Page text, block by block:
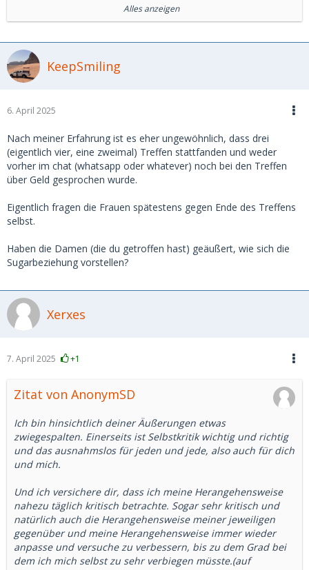
"Was sind deine Vorstellungen hinsichtlich Unterstützung?"
etc
Diese Fragen bereits zum Beginn des Chats, was mich ratlos
zurück gelassen hat, weil die Frage zum Start 0,0 Sinn
ergibt.
-> natürlich macht das für die Damen Sinn, danach zu
fragen. Vielleicht nicht als erstes, aber doch innerhalb der
ersten 10 Nachrichten. Genauso wie du ein Foto von ihr
haben willst und den Kontakt wohl nicht fortführst, wenn
sie dich optisch nicht anspricht, wird sie den Kontakt auch
nicht fortsetzen wollen, wenn dein Budget nicht passt.
Natürlich hängt das Budget teilweise von der Sympathie ab,
aber grobe Zahlen sollte man schon nennen können. Außer,
du hast selber Lust auf ein blind Date …
Alles anzeigen
KeepSmiling
6. April 2025
Nach meiner Erfahrung ist es eher ungewöhnlich, dass drei
(eigentlich vier, eine zweimal) Treffen stattfanden und weder
vorher im chat (whatsapp oder whatever) noch bei den Treffen
über Geld gesprochen wurde.
Eigentlich fragen die Frauen spätestens gegen Ende des Treffens
selbst.
Haben die Damen (die du getroffen hast) geäußert, wie sich die
Sugarbeziehung vorstellen?
Xerxes
7. April 2025 +1
Zitat von AnonymSD
Ich bin hinsichtlich deiner Äußerungen etwas
zwiegespalten. Einerseits ist Selbstkritik wichtig und richtig
und das ausnahmslos für jeden und jede, also auch für dich
und mich.
Und ich versichere dir, dass ich meine Herangehensweise
nahezu täglich kritisch betrachte. Sogar sehr kritisch und
natürlich auch die Herangehensweise meiner jeweiligen
gegenüber und meine Herangehensweise immer wieder
anpasse und versuche zu verbessern, bis zu dem Grad bei
dem ich mich selbst zu sehr verbiegen müsste.(auf